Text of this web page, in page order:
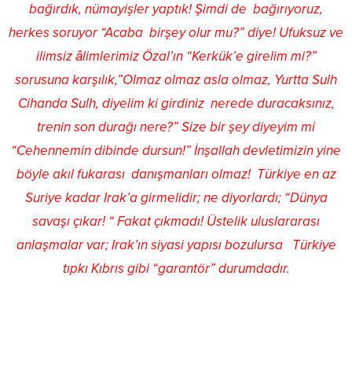
bağırdık, nümayişler yaptık! Şimdi de bağırıyoruz,
herkes soruyor “Acaba birşey olur mu?” diye! Ufuksuz ve
ilimsiz âlimlerimiz Özal’ın “Kerkük’e girelim mi?”
sorusuna karşılık,”Olmaz olmaz asla olmaz, Yurtta Sulh
Cihanda Sulh, diyelim ki girdiniz nerede duracaksınız,
trenin son durağı nere?” Size bir şey diyeyim mi
“Cehennemin dibinde dursun!” İnşallah devletimizin yine
böyle akıl fukarası danışmanları olmaz! Türkiye en az
Suriye kadar Irak’a girmelidir; ne diyorlardı; “Dünya
savaşı çıkar! “ Fakat çıkmadı! Üstelik uluslararası
anlaşmalar var; Irak’ın siyasi yapısı bozulursa Türkiye
tıpkı Kıbrıs gibi “garantör” durumdadır.